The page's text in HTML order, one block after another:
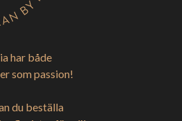
har både
som passion!
du beställa